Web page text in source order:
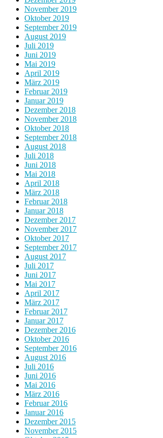
November 2019
Oktober 2019
September 2019
August 2019
Juli 2019
Juni 2019
Mai 2019
April 2019
März 2019
Februar 2019
Januar 2019
Dezember 2018
November 2018
Oktober 2018
September 2018
August 2018
Juli 2018
Juni 2018
Mai 2018
April 2018
März 2018
Februar 2018
Januar 2018
Dezember 2017
November 2017
Oktober 2017
September 2017
August 2017
Juli 2017
Juni 2017
Mai 2017
April 2017
März 2017
Februar 2017
Januar 2017
Dezember 2016
Oktober 2016
September 2016
August 2016
Juli 2016
Juni 2016
Mai 2016
März 2016
Februar 2016
Januar 2016
Dezember 2015
November 2015